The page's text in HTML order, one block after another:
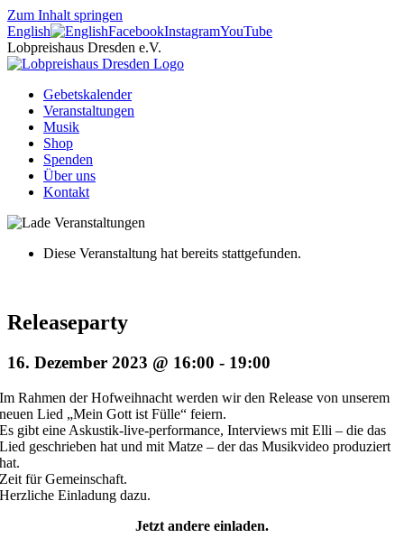
Zum Inhalt springen
English
FacebookInstagramYouTube
Lobpreishaus Dresden e.V.
Gebetskalender
Veranstaltungen
Musik
Shop
Spenden
Über uns
Kontakt
Diese Veranstaltung hat bereits stattgefunden.
Releaseparty
16. Dezember 2023 @ 16:00 - 19:00
Im Rahmen der Hofweihnacht werden wir den Release von unserem
neuen Lied „Mein Gott ist Fülle“ feiern.
Es gibt eine Askustik-live-performance, Interviews mit Elli – die das
Lied geschrieben hat und mit Matze – der das Musikvideo produziert
hat.
Zeit für Gemeinschaft.
Herzliche Einladung dazu.
Jetzt andere einladen.